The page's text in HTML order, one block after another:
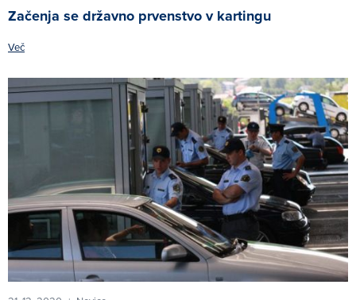
Začenja se državno prvenstvo v kartingu
Več